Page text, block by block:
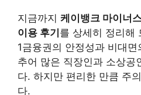
지금까지 케이뱅크 마이너
이용 후기를 상세히 정리해
1금융권의 안정성과 비대
추어 많은 직장인과 소상공
다. 하지만 편리한 만큼 주
다.